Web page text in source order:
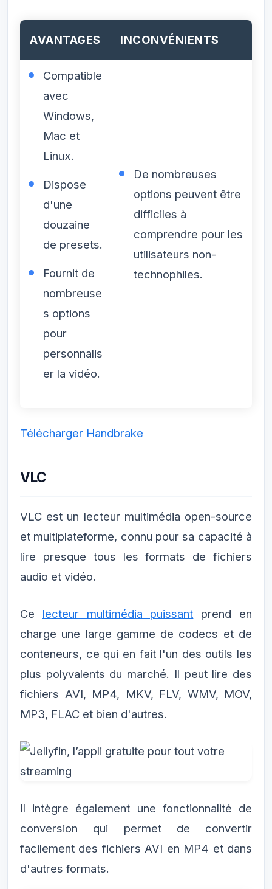
AVANTAGES INCONVÉNIENTS
Compatible
avec
Windows,
Mac et
Linux.
Dispose
d'une
douzaine
de presets.
Fournit de
nombreuse
s options
pour
personnalis
er la vidéo.
De nombreuses
options peuvent être
difficiles à
comprendre pour les
utilisateurs non-
technophiles.
Télécharger Handbrake
VLC
VLC est un lecteur multimédia open-source
et multiplateforme, connu pour sa capacité à
lire presque tous les formats de fichiers
audio et vidéo.
Ce lecteur multimédia puissant prend en
charge une large gamme de codecs et de
conteneurs, ce qui en fait l'un des outils les
plus polyvalents du marché. Il peut lire des
fichiers AVI, MP4, MKV, FLV, WMV, MOV,
MP3, FLAC et bien d'autres.
Il intègre également une fonctionnalité de
conversion qui permet de convertir
facilement des fichiers AVI en MP4 et dans
d'autres formats.